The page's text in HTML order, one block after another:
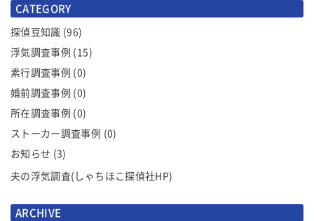
ー
シ
ョ
ン
CATEGORY
探偵豆知識 (96)
浮気調査事例 (15)
素行調査事例 (0)
婚前調査事例 (0)
所在調査事例 (0)
ストーカー調査事例 (0)
お知らせ (3)
夫の浮気調査(しゃちほこ探偵社HP)
ARCHIVE